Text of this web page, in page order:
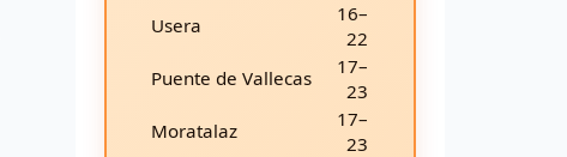
Usera
16–
22
Puente de Vallecas
17–
23
Moratalaz
17–
23